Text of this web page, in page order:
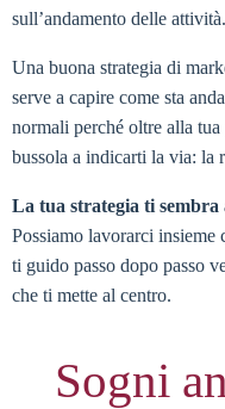
sull’andamento delle attività.
Una buona strategia di
serve a capire come sta
normali perché oltre alla tua
bussola a indicarti la via: la
La tua strategia ti
Possiamo lavorarci insieme
ti guido passo dopo passo
che ti mette al centro.
Sogni